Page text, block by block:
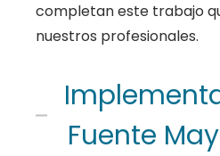
completan este trabajo
nuestros profesionales.
Fuente